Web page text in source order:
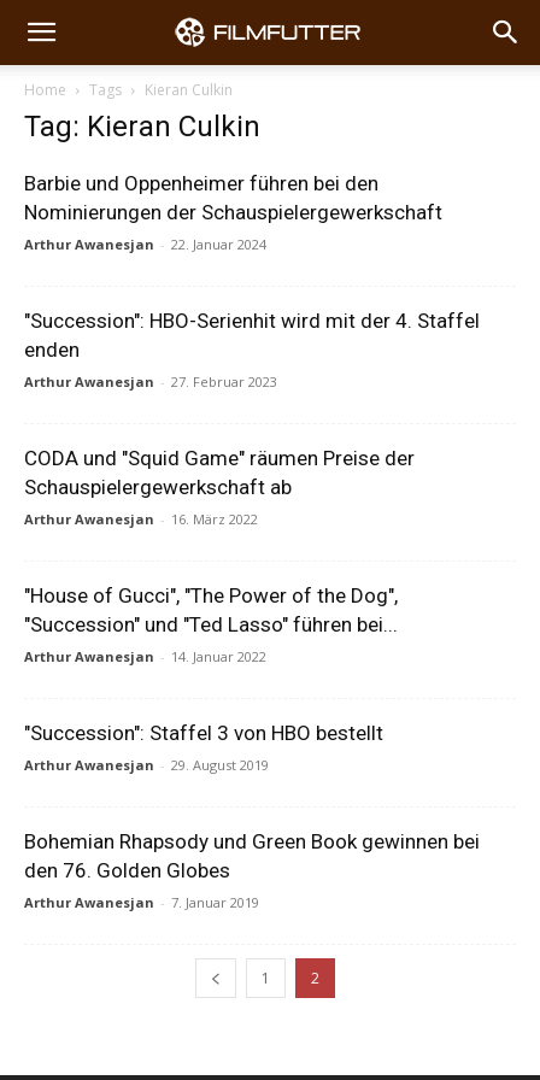
Home Tags Kieran Culkin
Tag: Kieran Culkin
Barbie und Oppenheimer führen bei den
Nominierungen der Schauspielergewerkschaft
Arthur Awanesjan - 22. Januar 2024
"Succession": HBO-Serienhit wird mit der 4. Staffel
enden
Arthur Awanesjan - 27. Februar 2023
CODA und "Squid Game" räumen Preise der
Schauspielergewerkschaft ab
Arthur Awanesjan - 16. März 2022
"House of Gucci", "The Power of the Dog",
"Succession" und "Ted Lasso" führen bei...
Arthur Awanesjan - 14. Januar 2022
"Succession": Staffel 3 von HBO bestellt
Arthur Awanesjan - 29. August 2019
Bohemian Rhapsody und Green Book gewinnen bei
den 76. Golden Globes
Arthur Awanesjan - 7. Januar 2019
1 2